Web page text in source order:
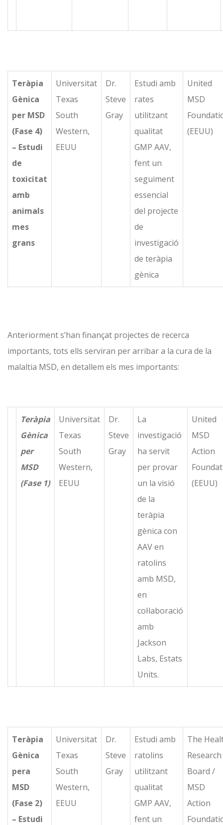
Teràpia
Gènica
per MSD
(Fase 4)
– Estudi
de
toxicitat
amb
animals
mes
grans
Universitat
Texas
South
Western,
EEUU
Dr.
Steve
Gray
Estudi amb
rates
utilitzant
qualitat
GMP AAV,
fent un
seguiment
essencial
del projecte
de
investigació
de teràpia
gènica
United
MSD
(EEUU)
Anteriorment s’han finançat projectes de recerca
importants, tots ells serviran per arribar a la cura de la
malaltia MSD, en detallem els mes importants:
Teràpia
Gènica
per
MSD
(Fase 1)
Universitat
Texas
South
Western,
EEUU
Dr.
Steve
Gray
La
investigació
ha servit
per provar
un la visió
de la
teràpia
gènica con
AAV en
ratolins
amb MSD,
en
col·laboració
amb
Jackson
Labs, Estats
Units.
United
MSD
Action
(EEUU)
Teràpia
Gènica
pera
MSD
(Fase 2)
– Estudi
Universitat
Texas
South
Western,
EEUU
Dr.
Steve
Gray
Estudi amb
ratolins
utilitzant
qualitat
GMP AAV,
fent un
The
Research
Board /
MSD
Action